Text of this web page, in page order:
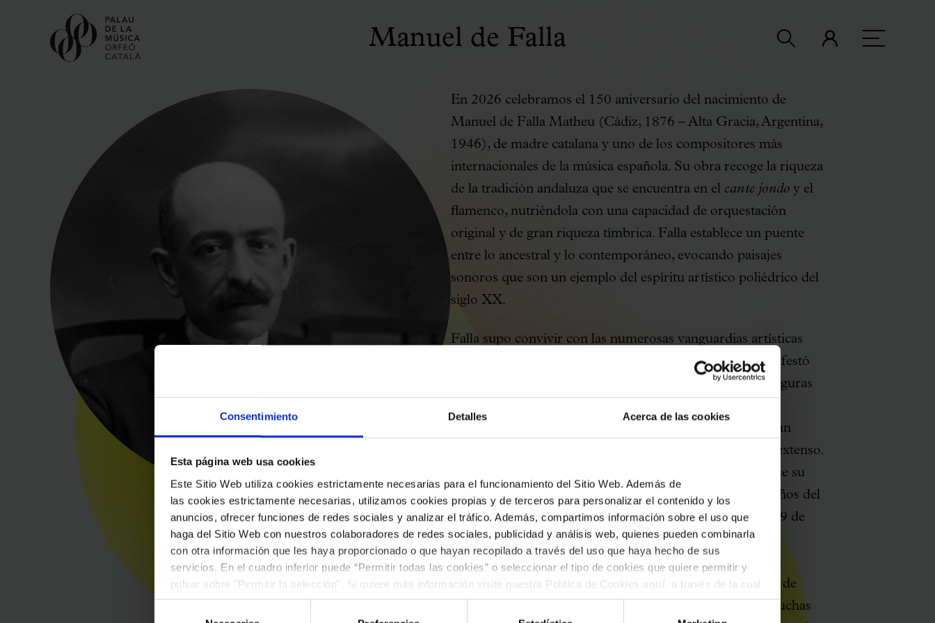
Consentimiento Detalles Acerca de las cookies
Esta página web usa cookies
Este Sitio Web utiliza cookies estrictamente necesarias para el funcionamiento del Sitio Web. Además de
las cookies estrictamente necesarias, utilizamos cookies propias y de terceros para personalizar el contenido y los
anuncios, ofrecer funciones de redes sociales y analizar el tráfico. Además, compartimos información sobre el uso que
haga del Sitio Web con nuestros colaboradores de redes sociales, publicidad y análisis web, quienes pueden combinarla
con otra información que les haya proporcionado o que hayan recopilado a través del uso que haya hecho de sus
servicios. En el cuadro inferior puede “Permitir todas las cookies” o seleccionar el tipo de cookies que quiere permitir y
pulsar sobre "Permitir la selección". Si quiere más información visite nuestra Política de Cookies
aquí
, a través de la cual
podrá deshabilitar o configurar las cookies en cualquier momento.”.
Manuel de Falla
En 2026 celebramos el 150 aniversario del nacimiento de
Manuel de Falla Matheu (Cádiz, 1876 – Alta Gracia, Argentina,
1946), de madre catalana y uno de los compositores más
internacionales de la música española. Su obra recoge la riqueza
de la tradición andaluza que se encuentra en el cante jondo y el
flamenco, nutriéndola con una capacidad de orquestación
original y de gran riqueza tímbrica. Falla establece un puente
entre lo ancestral y lo contemporáneo, evocando paisajes
sonoros que son un ejemplo del espíritu artístico poliédrico del
siglo XX.
Falla supo convivir con las numerosas vanguardias artísticas
que conoció de primera mano en París, algo que se manifestó
especialmente en su etapa neoclásica, coincidiendo con figuras
folclorismo fue un núcleo esencial en toda su obra, con un
catálogo de amplio alcance pese a no ser excesivamente extenso.
Barcelona fue una ciudad que visitó a menudo, por lo que su
música tuvo una presencia importante en los primeros años del
Palau de la Música Catalana, donde se estrenóPsyché
el 9 de
febrero de 1925, y donde el 5 de noviembre de 1926 se
presentó elConcierto para clavecín y cinco instrumentos
interpretado por Wanda Landowska con la colaboración de
músicos de la Orquesta Pau Casals. Estas dos obras y muchas